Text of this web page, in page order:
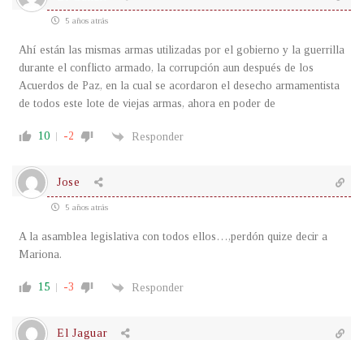
5 años atrás
Ahí están las mismas armas utilizadas por el gobierno y la guerrilla
durante el conflicto armado, la corrupción aun después de los
Acuerdos de Paz, en la cual se acordaron el desecho armamentista
de todos este lote de viejas armas, ahora en poder de
10 -2 Responder
Jose
5 años atrás
A la asamblea legislativa con todos ellos…,perdón quize decir a
Mariona.
15 -3 Responder
El Jaguar